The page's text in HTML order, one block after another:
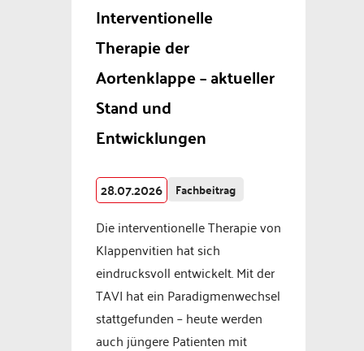
Interventionelle
Therapie der
Aortenklappe – aktueller
Stand und
Entwicklungen
28.07.2026 Fachbeitrag
Die interventionelle Therapie von
Klappenvitien hat sich
eindrucksvoll entwickelt. Mit der
TAVI hat ein Paradigmenwechsel
stattgefunden – heute werden
auch jüngere Patienten mit